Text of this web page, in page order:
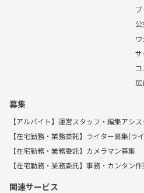
公
サ
募集
【アルバイト】運営スタッフ・編集アシス
【在宅勤務・業務委託】ライター募集(ラ
【在宅勤務・業務委託】カメラマン募集
【在宅勤務・業務委託】事務・カンタン
関連サービス